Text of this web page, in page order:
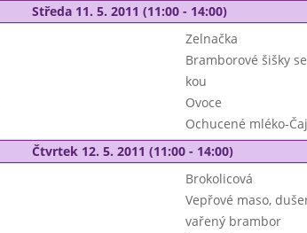
Středa 11. 5. 2011 (11:00 - 14:00)
Zelnačka
Bramborové šišky
kou
Ovoce
Ochucené mléko-
Čtvrtek 12. 5. 2011 (11:00 - 14:00)
Brokolicová
Vepřové maso,
vařený brambor